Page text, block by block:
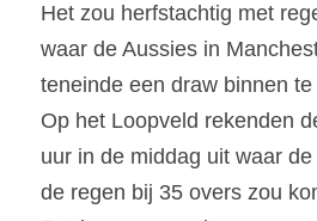
Het zou herfstachtig met
waar de Aussies in
teneinde een draw binnen te
Op het Loopveld rekenden
uur in de middag uit waar
de regen bij 35 overs zou